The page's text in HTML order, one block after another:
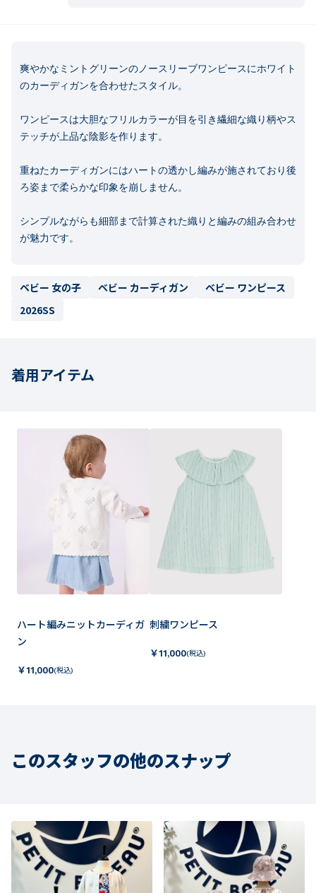
爽やかなミントグリーンのノースリーブワンピースにホワイト
のカーディガンを合わせたスタイル。
ワンピースは大胆なフリルカラーが目を引き繊細な織り柄やス
テッチが上品な陰影を作ります。
重ねたカーディガンにはハートの透かし編みが施されており後
ろ姿まで柔らかな印象を崩しません。
シンプルながらも細部まで計算された織りと編みの組み合わせ
が魅力です。
ベビー 女の子 ベビー カーディガン
ベビー ワンピース
2026SS
着用アイテム
ハート編みニットカーディガ
ン
￥11,000(税込)
刺繍ワンピース
￥11,000(税込)
このスタッフの他のスナップ